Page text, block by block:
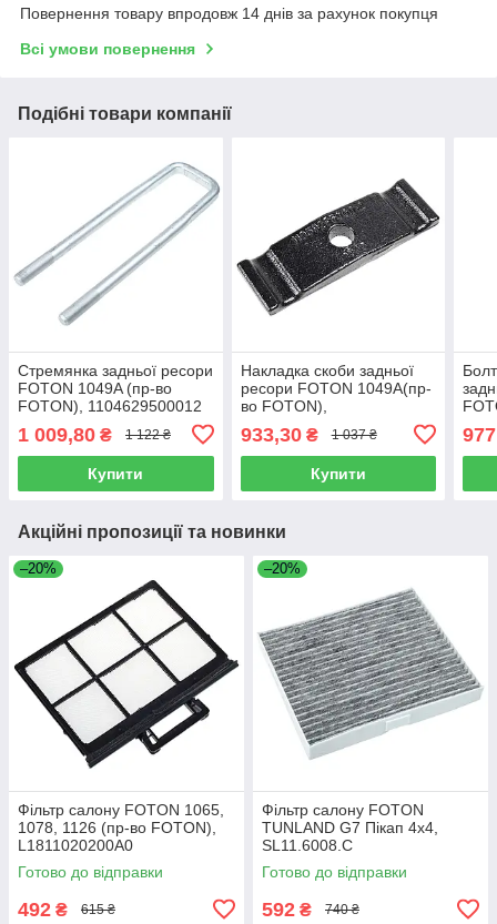
Повернення товару впродовж 14 днів за рахунок покупця
Всі умови повернення
Подібні товари компанії
Стремянка задньої ресори
FOTON 1049A (пр-во
FOTON), 1104629500012
1 009,80 ₴ 1 122 ₴
Купити
Накладка скоби задньої
ресори FOTON 1049A(пр-
во FOTON),
933,30₴ 1 037 ₴
Купити
Акційні пропозиції та новинки
–20%
Фільтр салону FOTON 1065,
1078, 1126 (пр-во FOTON),
L1811020200A0
Готово до відправки
492 ₴ 615 ₴
–20%
Фільтр салону FOTON
TUNLAND G7 Пікап 4х4,
SL11.6008.C
Готово до відправки
592 ₴ 740 ₴